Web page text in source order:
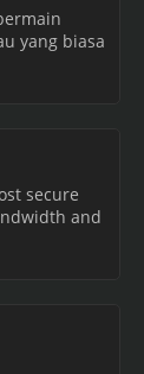
yang biasa
secure
and